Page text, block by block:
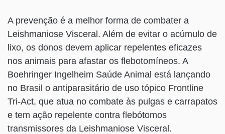
A prevenção é a melhor forma de combater a
Leishmaniose Visceral. Além de evitar o acúmulo de
lixo, os donos devem aplicar repelentes eficazes
nos animais para afastar os flebotomíneos. A
Boehringer Ingelheim Saúde Animal está lançando
no Brasil o antiparasitário de uso tópico Frontline
Tri-Act, que atua no combate às pulgas e carrapatos
e tem ação repelente contra flebótomos
transmissores da Leishmaniose Visceral.